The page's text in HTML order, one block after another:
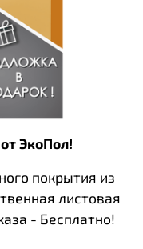
ЭкоПол!
покрытия из
листовая
- Бесплатно!